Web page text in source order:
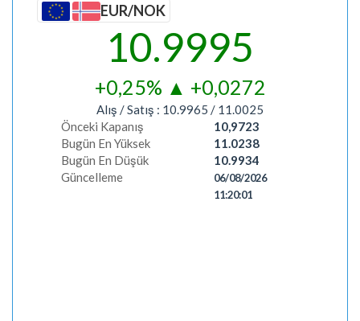
EUR/NOK
10.9995
+0,25% ▲ +0,0272
Alış / Satış : 10.9965 / 11.0025
Önceki Kapanış
10,9723
Bugün En Yüksek
11.0238
Bugün En Düşük
10.9934
Güncelleme
06/08/2026
11:20:01